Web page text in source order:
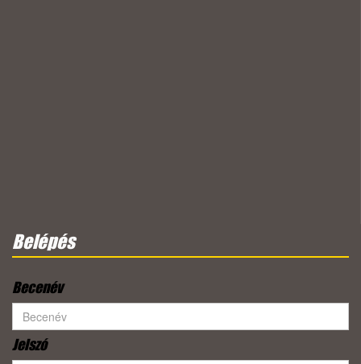
Belépés
Becenév
Jelszó